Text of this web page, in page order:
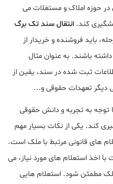
در حوزه املاک و مستغلات می
کند. انتقال سند تک برگ
باید فروشنده و خریدار از
باشند. به عنوان مثال
ثبت شده در سند، یقین از
دیگر تعهدات حقوقی و...
توجه به تجربه و دانش حقوقی
کند. یکی از نکات بسیار مهم
های قانونی مرتبط با ملک است.
اخذ استعلام های مورد نیاز، می
مطمئن شود. استعلام هایی